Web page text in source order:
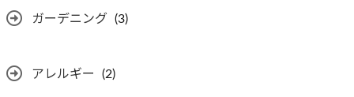
ガーデニング (3)
アレルギー (2)